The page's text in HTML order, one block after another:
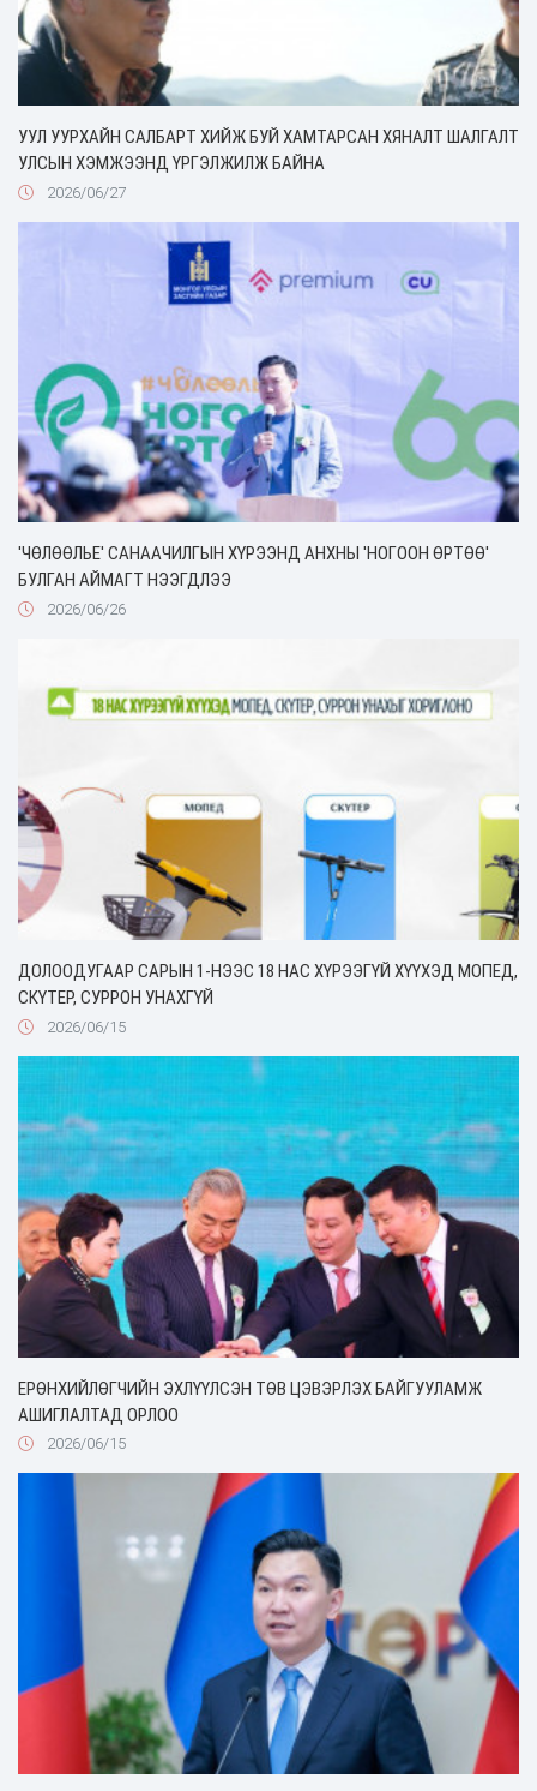
УУЛ УУРХАЙН САЛБАРТ ХИЙЖ БУЙ ХАМТАРСАН ХЯНАЛТ ШАЛГАЛТ
УЛСЫН ХЭМЖЭЭНД ҮРГЭЛЖИЛЖ БАЙНА
2026/06/27
'ЧӨЛӨӨЛЬЕ' САНААЧИЛГЫН ХҮРЭЭНД АНХНЫ 'НОГООН ӨРТӨӨ'
БУЛГАН АЙМАГТ НЭЭГДЛЭЭ
2026/06/26
ДОЛООДУГААР САРЫН 1-НЭЭС 18 НАС ХҮРЭЭГҮЙ ХҮҮХЭД МОПЕД,
СКҮТЕР, СУРРОН УНАХГҮЙ
2026/06/15
ЕРӨНХИЙЛӨГЧИЙН ЭХЛҮҮЛСЭН ТӨВ ЦЭВЭРЛЭХ БАЙГУУЛАМЖ
АШИГЛАЛТАД ОРЛОО
2026/06/15